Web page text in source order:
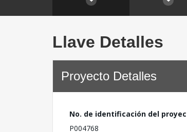
Llave Detalles
Proyecto Detalles
No. de identificación del
P004768